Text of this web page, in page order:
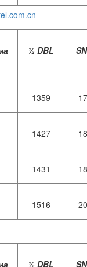
½ DBL
1359
1427
1431
1516
½ DBL